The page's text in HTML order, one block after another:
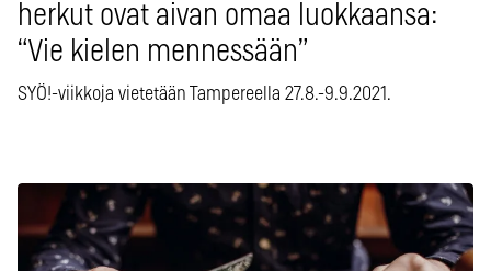
herkut ovat aivan omaa luokkaansa:
“Vie kielen mennessään”
SYÖ!-viikkoja vietetään Tampereella 27.8.-9.9.2021.